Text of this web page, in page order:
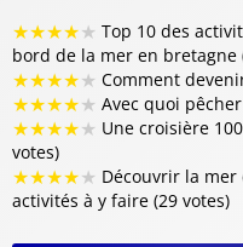
★★★★★ Top 10 des
bord de la mer en bretagne
★★★★★ Comment
★★★★★ Avec quoi
★★★★★ Une croisière
votes)
★★★★★ Découvrir la mer
activités à y faire (29 votes)